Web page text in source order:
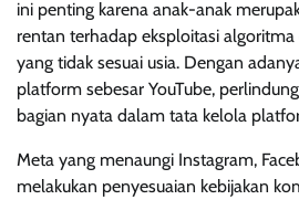
ini penting karena anak-anak
rentan terhadap eksploitasi
yang tidak sesuai usia. Dengan
platform sebesar YouTube,
bagian nyata dalam tata kelola
Meta yang menaungi Instagram,
melakukan penyesuaian kebijakan